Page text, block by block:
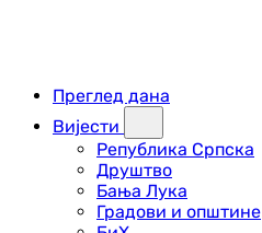
Преглед дана
Вијести
Република Српска
Друштво
Бања Лука
Градови и општине